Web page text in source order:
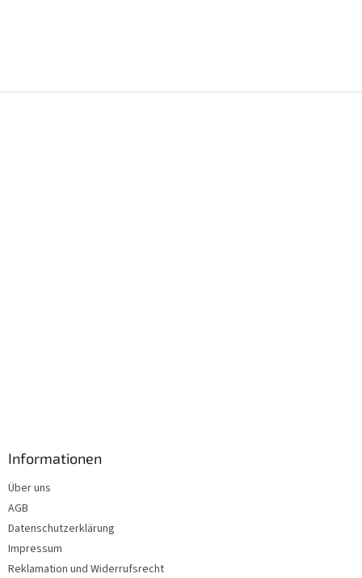
Informationen
Über uns
AGB
Datenschutzerklärung
Impressum
Reklamation und Widerrufsrecht